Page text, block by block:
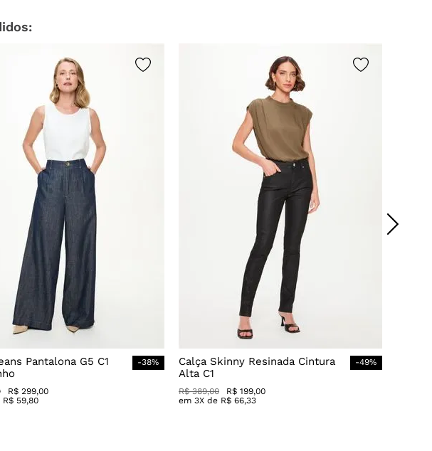
Pantalona G5 C1
-38%
R$ 299,00
R$ 59,80
Calça Skinny Resinada Cintura
Alta C1
-49%
R$ 389,00 R$ 199,00
em3X de R$ 66,33